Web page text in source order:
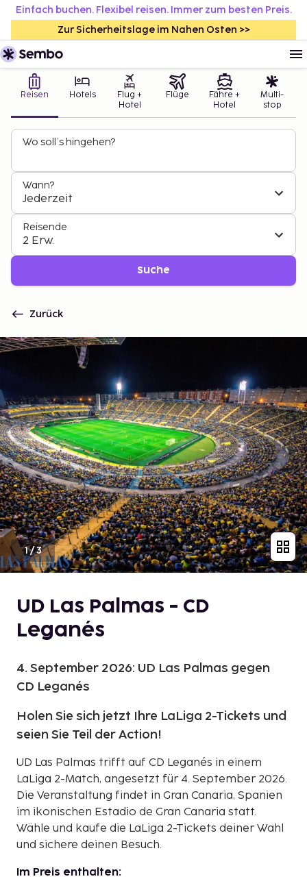
Einfach buchen. Flexibel reisen. Immer zum besten Preis.
Zur Sicherheitslage im Nahen Osten >>
Reisen Hotels
Flug +
Hotel
Flüge
Fähre +
Hotel
Multi-
stop
Wo soll’s hingehen?
Wann?
Jederzeit
Reisende
2 Erw.
Suche
Zurück
1/3
UD Las Palmas - CD
Leganés
4. September 2026: UD Las Palmas gegen
CD Leganés
Holen Sie sich jetzt Ihre LaLiga 2-Tickets und
seien Sie Teil der Action!
UD Las Palmas trifft auf CD Leganés in einem
LaLiga 2-Match, angesetzt für 4. September 2026.
Die Veranstaltung findet in Gran Canaria, Spanien
im ikonischen Estadio de Gran Canaria statt.
Wähle und kaufe die LaLiga 2-Tickets deiner Wahl
und sichere deinen Besuch.
Im Preis enthalten: